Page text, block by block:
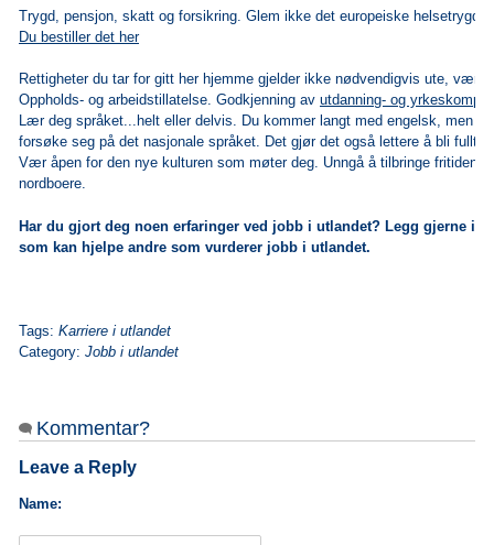
Trygd, pensjon, skatt og forsikring. Glem ikke det europeiske
Du bestiller det her
Rettigheter du tar for gitt her hjemme gjelder ikke nødvendigvis ute, vær
Oppholds- og arbeidstillatelse.Godkjenning avutdanning- og
Lær deg språket...helt eller delvis. Du kommer langt med engelsk, men
forsøke seg på det nasjonale språket. Det gjør det også lettere å bli fullt
Vær åpen for den nye kulturen som møter deg. Unngå å tilbringe fritiden
nordboere.
Har du gjort deg noen erfaringer ved jobb i utlandet? Legg gjerne
som kan hjelpe andre som vurderer jobb i utlandet.
Tags:Karriere i utlandet
Category:Jobb i utlandet
Kommentar?
Leave a Reply
Name: